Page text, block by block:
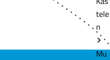
tele
n
Mu